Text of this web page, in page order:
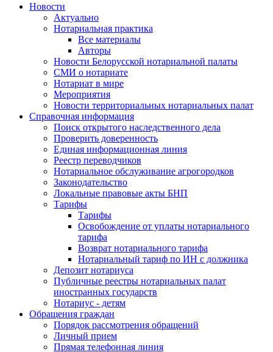
Новости
Актуально
Нотариальная практика
Все материалы
Авторы
Новости Белорусской нотариальной палаты
СМИ о нотариате
Нотариат в мире
Мероприятия
Новости территориальных нотариальных палат
Справочная информация
Поиск открытого наследственного дела
Проверить доверенность
Единая информационная линия
Реестр переводчиков
Нотариальное обслуживание агрогородков
Законодательство
Локальные правовые акты БНП
Тарифы
Тарифы
Освобождение от уплаты нотариального
тарифа
Возврат нотариального тарифа
Нотариальный тариф по ИН с должника
Депозит нотариуса
Публичные реестры нотариальных палат
иностранных государств
Нотариус - детям
Обращения граждан
Порядок рассмотрения обращений
Личный прием
Прямая телефонная линия